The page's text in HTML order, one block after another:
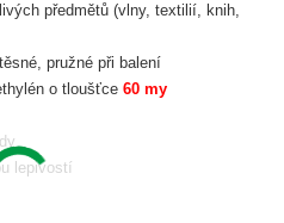
předmětů (vlny, textilií, knih,
pružné při balení
o tloušťce 60 my
lepivostí